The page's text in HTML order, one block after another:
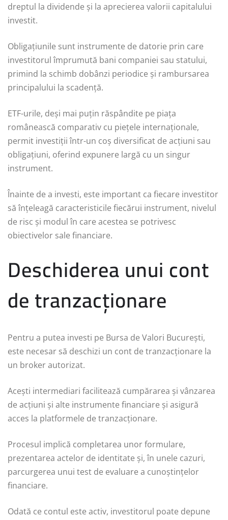
dreptul la dividende și la aprecierea valorii capitalului
investit.
Obligațiunile sunt instrumente de datorie prin care
investitorul împrumută bani companiei sau statului,
primind la schimb dobânzi periodice și rambursarea
principalului la scadență.
ETF-urile, deși mai puțin răspândite pe piața
românească comparativ cu piețele internaționale,
permit investiții într-un coș diversificat de acțiuni sau
obligațiuni, oferind expunere largă cu un singur
instrument.
Înainte de a investi, este important ca fiecare investitor
să înțeleagă caracteristicile fiecărui instrument, nivelul
de risc și modul în care acestea se potrivesc
obiectivelor sale financiare.
Deschiderea unui cont
de tranzacționare
Pentru a putea investi pe Bursa de Valori București,
este necesar să deschizi un cont de tranzacționare la
un broker autorizat.
Acești intermediari facilitează cumpărarea și vânzarea
de acțiuni și alte instrumente financiare și asigură
acces la platformele de tranzacționare.
Procesul implică completarea unor formulare,
prezentarea actelor de identitate și, în unele cazuri,
parcurgerea unui test de evaluare a cunoștințelor
financiare.
Odată ce contul este activ, investitorul poate depune